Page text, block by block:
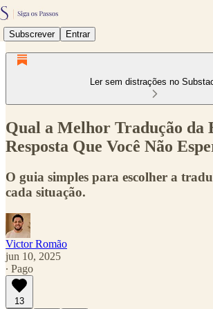
Subscrever Entrar
Ler sem distrações no
Qual a Melhor Tradução da
Resposta Que Você Não
O guia simples para escolher a
cada situação.
Victor Romão
jun 10, 2025
∙ Pago
13